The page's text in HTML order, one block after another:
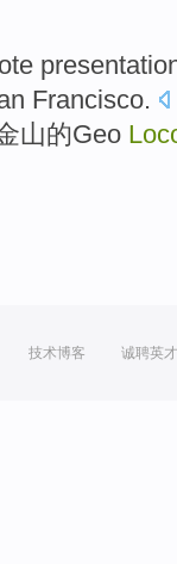
Francisco.
山的Geo
技术博客 诚聘英才